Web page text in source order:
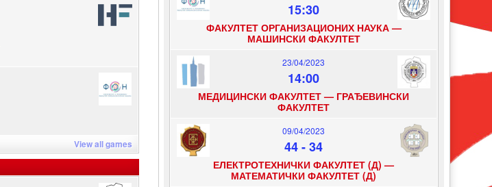
View all games
15:30
ФАКУЛТЕТ ОРГАНИЗАЦИОНИХ НАУКА —
МАШИНСКИ ФАКУЛТЕТ
23/04/2023
14:00
МЕДИЦИНСКИ ФАКУЛТЕТ — ГРАЂЕВИНСКИ
ФАКУЛТЕТ
09/04/2023
44-34
ЕЛЕКТРОТЕХНИЧКИ ФАКУЛТЕТ (Д) —
МАТЕМАТИЧКИ ФАКУЛТЕТ (Д)